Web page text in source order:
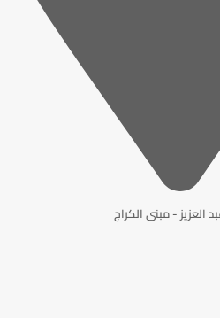
العزيز - مبنى الكراج